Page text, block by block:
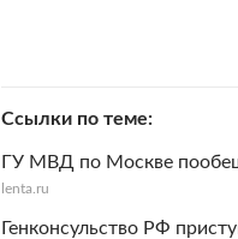
Ссылки по теме
ГУ МВД по Москве
lenta.ru
Генконсульство РФ